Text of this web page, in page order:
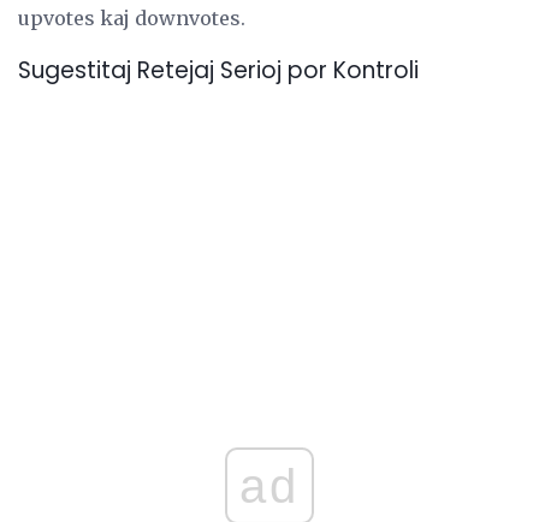
upvotes kaj downvotes.
Sugestitaj Retejaj Serioj por Kontroli
ad